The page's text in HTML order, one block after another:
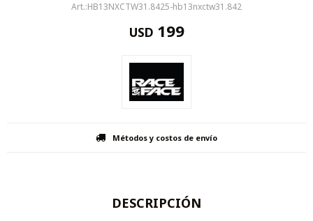
HB13NXCTW31.8425-hb13nxctw31.842
USD 199
Métodos y costos de envío
DESCRIPCIÓN